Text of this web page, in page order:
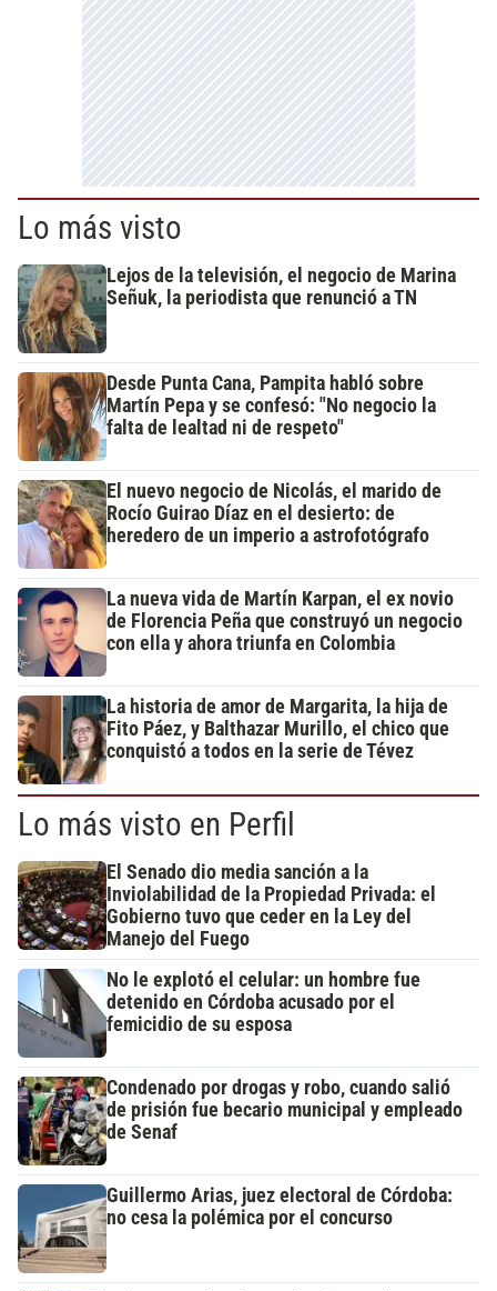
Lo más visto
Lejos de la televisión, el negocio de Marina
Señuk, la periodista que renunció a TN
Desde Punta Cana, Pampita habló sobre
Martín Pepa y se confesó: "No negocio la
falta de lealtad ni de respeto"
El nuevo negocio de Nicolás, el marido de
Rocío Guirao Díaz en el desierto: de
heredero de un imperio a astrofotógrafo
La nueva vida de Martín Karpan, el ex novio
de Florencia Peña que construyó un negocio
con ella y ahora triunfa en Colombia
La historia de amor de Margarita, la hija de
Fito Páez, y Balthazar Murillo, el chico que
conquistó a todos en la serie de Tévez
Lo más visto en Perfil
El Senado dio media sanción a la
Inviolabilidad de la Propiedad Privada: el
Gobierno tuvo que ceder en la Ley del
Manejo del Fuego
No le explotó el celular: un hombre fue
detenido en Córdoba acusado por el
femicidio de su esposa
Condenado por drogas y robo, cuando salió
de prisión fue becario municipal y empleado
de Senaf
Guillermo Arias, juez electoral de Córdoba:
no cesa la polémica por el concurso